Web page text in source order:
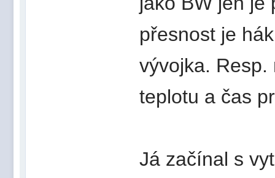
přesnost je
vývojka.
teplotu a čas
Já začínal s